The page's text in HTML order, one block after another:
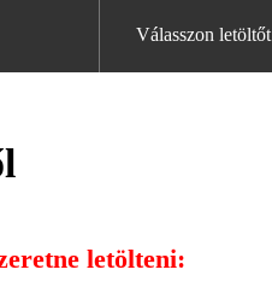
Válasszon letöltőt
letölteni: